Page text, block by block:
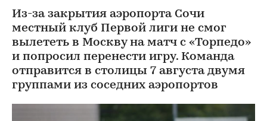
Из-за закрытия аэропорта Сочи
местный клуб Первой лиги не смог
вылететь в Москву на матч с «Торпедо»
и попросил перенести игру. Команда
отправится в столицы 7 августа двумя
группами из соседних аэропортов